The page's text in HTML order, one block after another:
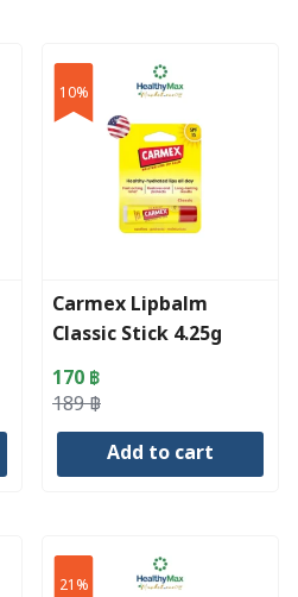
10%
Carmex Lipbalm
Classic Stick 4.25g
189฿
Original
price
170 ฿
Current
price
Add to cart
21%